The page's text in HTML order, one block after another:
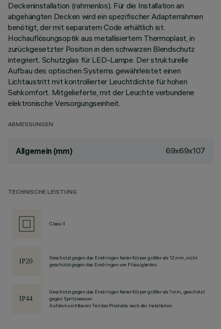
Deckeninstallation (rahmenlos). Für die Installation an
abgehängten Decken wird ein spezifischer Adapterrahmen
benötigt, der mit separatem Code erhältlich ist.
Hochauflösungsoptik aus metallisiertem Thermoplast, in
zurückgesetzter Position in den schwarzen Blendschutz
integriert. Schutzglas für LED-Lampe. Der strukturelle
Aufbau des optischen Systems gewährleistet einen
Lichtaustritt mit kontrollierter Leuchtdichte für hohen
Sehkomfort. Mitgelieferte, mit der Leuchte verbundene
elektronische Versorgungseinheit.
ABMESSUNGEN
Allgemein (mm) 69x69x107
TECHNISCHE LEISTUNG
Class II
Geschützt gegen das Eindringen fester Körper größer als 12 mm, nicht
geschützt gegen das Eindringen von Flüssigkeiten.
Geschützt gegen das Eindringen fester Körper größer als 1 mm, geschützt
gegen Spritzwasser.
Auf dem sichtbaren Teil des Produkts nach der Installation